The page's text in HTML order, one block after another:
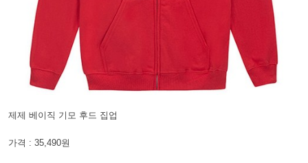
제제 베이직 기모 후드 집업
가격 : 35,490원